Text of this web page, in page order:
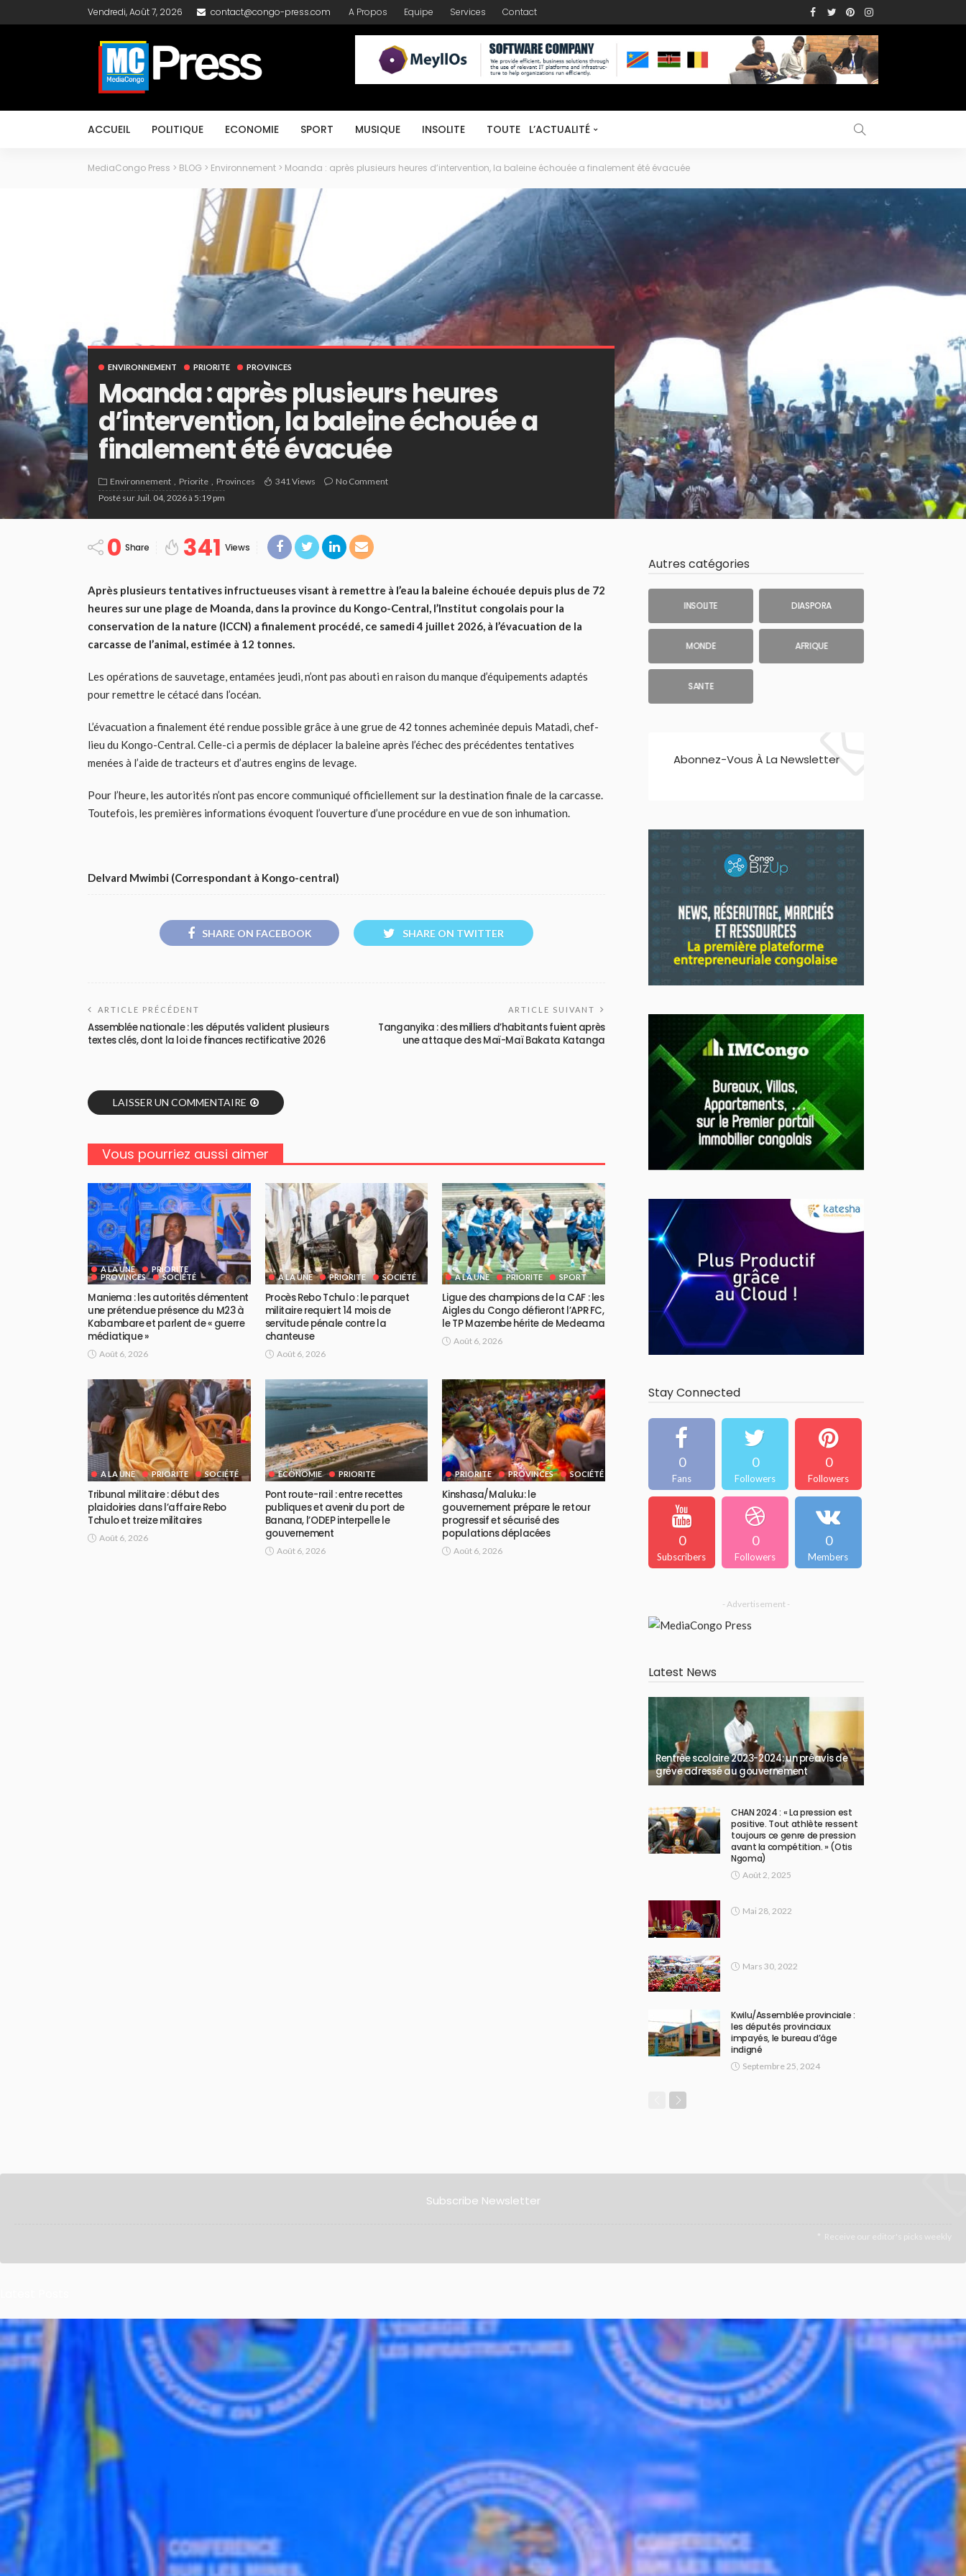
Vendredi, Août 7, 2026 contact@congo-press.com A Propos Equipe Services Contact
ACCUEIL POLITIQUE ECONOMIE SPORT MUSIQUE INSOLITE TOUTE L’ACTUALITÉ
MediaCongo Press > BLOG > Environnement > Moanda : après plusieurs heures d’intervention, la baleine échouée a finalement été évacuée
ENVIRONNEMENT PRIORITE PROVINCES
Moanda : après plusieurs heures
d’intervention, la baleine échouée a
finalement été évacuée
Environnement Priorite Provinces 341 Views
No Comment
Posté surJuil. 04, 2026 à 5:19 pm
0 Share 341 Views
Après plusieurs tentatives infructueuses visant à remettre à l’eau la baleine échouée depuis plus de 72
heures sur une plage de Moanda, dans la province du Kongo-Central, l’Institut congolais pour la
conservation de la nature (ICCN) a finalement procédé, ce samedi 4 juillet 2026, à l’évacuation de la
carcasse de l’animal, estimée à 12 tonnes.
Les opérations de sauvetage, entamées jeudi, n’ont pas abouti en raison du manque d’équipements adaptés
pour remettre le cétacé dans l’océan.
L’évacuation a finalement été rendue possible grâce à une grue de 42 tonnes acheminée depuis Matadi, chef-
lieu du Kongo-Central. Celle-ci a permis de déplacer la baleine après l’échec des précédentes tentatives
menées à l’aide de tracteurs et d’autres engins de levage.
Pour l’heure, les autorités n’ont pas encore communiqué officiellement sur la destination finale de la carcasse.
Toutefois, les premières informations évoquent l’ouverture d’une procédure en vue de son inhumation.
Delvard Mwimbi (Correspondant à Kongo-central)
SHARE ON FACEBOOK SHARE ON TWITTER
ARTICLE PRÉCÉDENT
Assemblée nationale : les députés valident plusieurs
textes clés, dont la loi de finances rectificative 2026
ARTICLE SUIVANT
Tanganyika : des milliers d’habitants fuient après
une attaque des Maï-Maï Bakata Katanga
LAISSER UN COMMENTAIRE
Vous pourriez aussi aimer
A LA UNE
PRIORITE
PROVINCES
SOCIÉTÉ
Maniema : les autorités démentent
une prétendue présence du M23 à
Kabambare et parlent de « guerre
médiatique »
Août 6, 2026
A LA UNE PRIORITE SOCIÉTÉ
Procès Rebo Tchulo : le parquet
militaire requiert 14 mois de
servitude pénale contre la
chanteuse
Août 6, 2026
A LA UNE PRIORITE SPORT
Ligue des champions de la CAF : les
Aigles du Congo défieront l’APR FC,
le TP Mazembe hérite de Medeama
Août 6, 2026
A LA UNE PRIORITE SOCIÉTÉ
Tribunal militaire : début des
plaidoiries dans l’affaire Rebo
Tchulo et treize militaires
Août 6, 2026
ECONOMIE PRIORITE
Pont route-rail : entre recettes
publiques et avenir du port de
Banana, l’ODEP interpelle le
gouvernement
Août 6, 2026
PRIORITE PROVINCES SOCIÉTÉ
Kinshasa/Maluku: le
gouvernement prépare le retour
progressif et sécurisé des
populations déplacées
Août 6, 2026
Autres catégories
INSOLITE DIASPORA
MONDE AFRIQUE
SANTE
Abonnez-Vous À La Newsletter
Stay Connected
0
Fans
0
Followers
0
Followers
0
Subscribers
0
Followers
0
Members
- Advertisement -
Latest News
Rentrée scolaire 2023-2024: un préavis de
grève adressé au gouvernement
CHAN 2024 : « La pression est
positive. Tout athlète ressent
toujours ce genre de pression
avant la compétition. » (Otis
Ngoma)
Août 2, 2025
Mai 28, 2022
Mars 30, 2022
Kwilu/Assemblée provinciale :
les députés provinciaux
impayés, le bureau d’âge
indigné
Septembre 25, 2024
Subscribe Newsletter
Receive our editor's picks weekly